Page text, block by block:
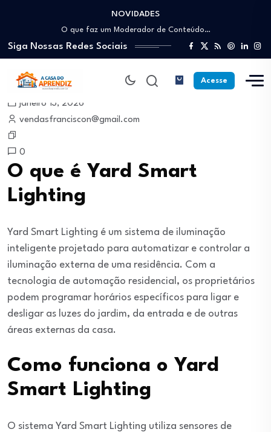
NOVIDADES
Como trabalhar como Estoquista: O guia para…
O que faz um Moderador de Conteúdo…
Como ser um Afiliado de Sucesso trabalhando…
Como dar Aulas Particulares Online e viver…
Profissão Instalador Solar: Como entrar no mercado…
Como trabalhar como Estoquista: O guia para…
O que faz um Moderador de Conteúdo…
Como ser um Afiliado de Sucesso trabalhando…
Siga Nossas Redes Sociais
Acesse
janeiro 13, 2026
vendasfranciscon@gmail.com
0
O que é Yard Smart
Lighting
Yard Smart Lighting é um sistema de iluminação
inteligente projetado para automatizar e controlar a
iluminação externa de uma residência. Com a
tecnologia de automação residencial, os proprietários
podem programar horários específicos para ligar e
desligar as luzes do jardim, da entrada e de outras
áreas externas da casa.
Como funciona o Yard
Smart Lighting
O sistema Yard Smart Lighting utiliza sensores de